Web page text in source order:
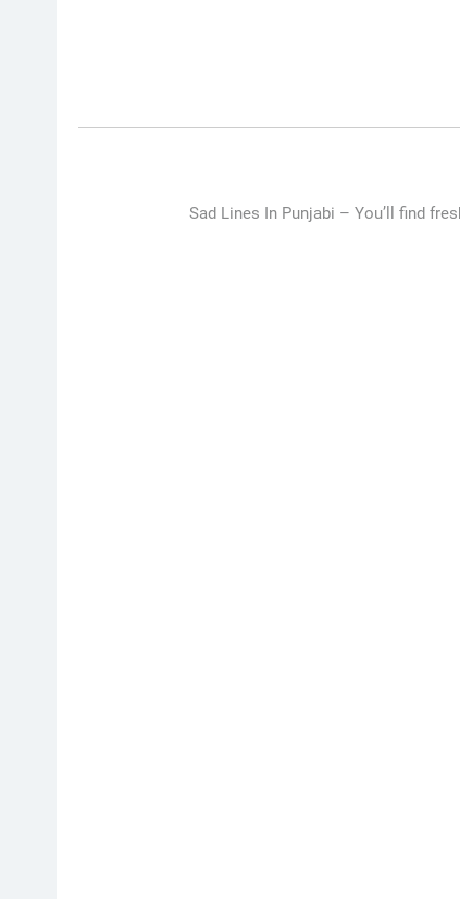
Sad Lines In Punjabi – You’ll find